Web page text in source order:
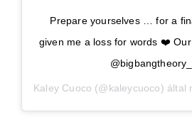
Prepare yourselves … for a
given me a loss for words ❤️
Kaley Cuoco (@kaleycuoco) által